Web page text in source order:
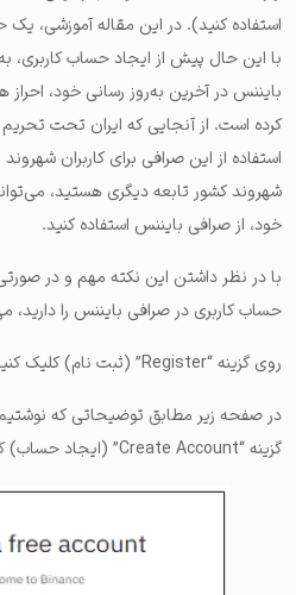
استفاده کنید). در این مقاله آموزشی،
با این حال پیش از ایجاد حساب کاربری،
بایننس در آخرین به‌روز رسانی خود، احراز
کرده است. از آنجایی که ایران تحت تحریم
استفاده از این صرافی برای کاربران
شهروند کشور تابعه دیگری هستید،
خود، از صرافی بایننس استفاده کنید.
با در نظر داشتن این نکته مهم و در
حساب کاربری در صرافی بایننس را دارید،
روی گزینه “Register” (ثبت نام) کلیک کنید.
در صفحه زیر مطابق توضیحاتی که
گزینه “Create Account” (ایجاد حساب) کلیک کنید.